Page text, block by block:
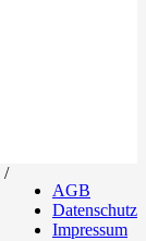
/
AGB
Datenschutz
Impressum